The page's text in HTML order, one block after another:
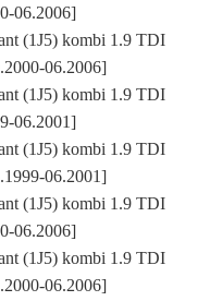
06.2006]
(1J5) kombi 1.9 TDI
06.2006]
(1J5) kombi 1.9 TDI
06.2001]
(1J5) kombi 1.9 TDI
06.2001]
(1J5) kombi 1.9 TDI
06.2006]
(1J5) kombi 1.9 TDI
06.2006]